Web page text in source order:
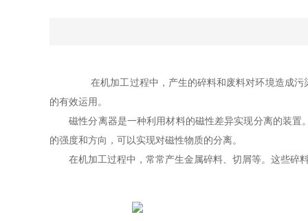
在机加工过程中，产生的碎料和废料对环境造成污
的有效运用。
磁性分离器是一种利用材料的磁性差异实现分离的装置
的强度和方向，可以实现对磁性物质的分离。
在机加工过程中，常常产生金属碎料、切屑等。这些碎料